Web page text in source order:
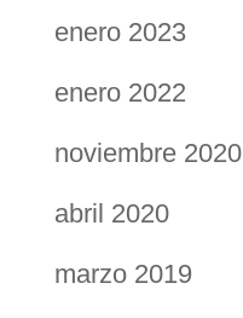
enero 2023
enero 2022
noviembre 2020
abril 2020
marzo 2019